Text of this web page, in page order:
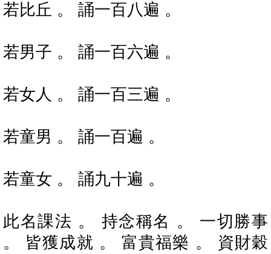
若比丘 。 誦一百八遍 。
若男子 。 誦一百六遍 。
若女人 。 誦一百三遍 。
若童男 。 誦一百遍 。
若童女 。 誦九十遍 。
此名課法 。 持念稱名 。 一切勝事
。 皆獲成就 。 富貴福樂 。 資財穀